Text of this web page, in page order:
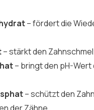
– fördert die
– stärkt den
– bringt den pH-
– schützt den